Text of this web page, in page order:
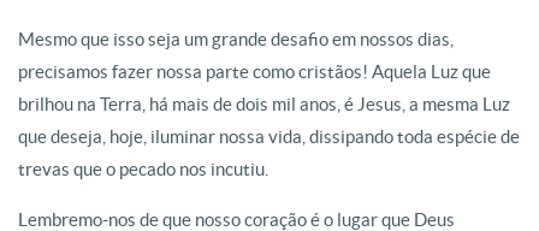
Mesmo que isso seja um grande desafio em nossos dias,
precisamos fazer nossa parte como cristãos! Aquela Luz que
brilhou na Terra, há mais de dois mil anos, é Jesus, a mesma Luz
que deseja, hoje, iluminar nossa vida, dissipando toda espécie de
trevas que o pecado nos incutiu.
Lembremo-nos de que nosso coração é o lugar que Deus